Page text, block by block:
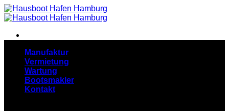
Zum
Inhalt
Manufaktur
Vermietung
Wartung
Bootsmakler
Kontakt